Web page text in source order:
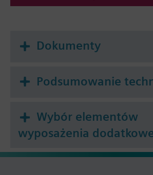
Dokumenty
Podsumowanie
Wybór elementów
wyposażenia